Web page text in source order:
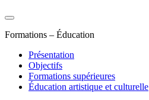
Formations – Éducation
Présentation
Objectifs
Formations supérieures
Éducation artistique et culturelle